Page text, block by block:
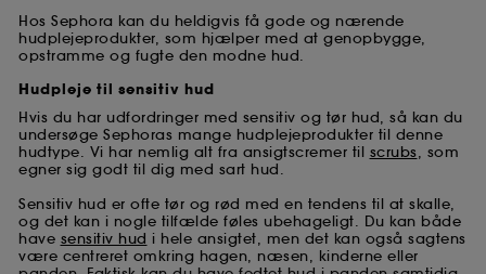
Hos Sephora kan du heldigvis få gode og nærende
hudplejeprodukter, som hjælper med at genopbygge,
opstramme og fugte den modne hud.
Hudpleje til sensitiv hud
Hvis du har udfordringer med sensitiv og tør hud, så kan du
undersøge Sephoras mange hudplejeprodukter til denne
hudtype. Vi har nemlig alt fra ansigtscremer til scrubs, som
egner sig godt til dig med sart hud.
Sensitiv hud er ofte tør og rød med en tendens til at skalle,
og det kan i nogle tilfælde føles ubehageligt. Du kan både
have sensitiv hud i hele ansigtet, men det kan også sagtens
være centreret omkring hagen, næsen, kinderne eller